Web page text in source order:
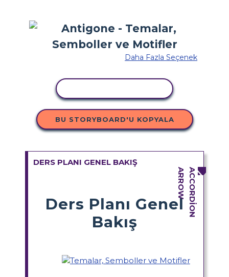
Daha Fazla Seçenek
BU STORYBOARD'U KOPYALA
DERS PLANI GENEL BAKIŞ
Ders Planı Genel
Bakış